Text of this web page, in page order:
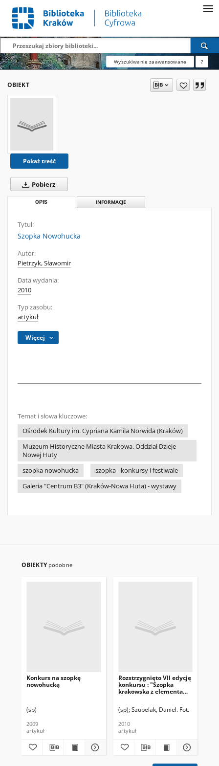
Wyszukiwanie zaawansowane ?
OBIEKT
Pokaż treść
Pobierz
OPIS INFORMACJE
Tytuł:
Szopka Nowohucka
Autor:
Pietrzyk, Sławomir
Data wydania:
2010
Typ zasobu:
artykuł
Więcej
Temat i słowa kluczowe:
Ośrodek Kultury im. Cypriana Kamila Norwida (Kraków)
Muzeum Historyczne Miasta Krakowa. Oddział Dzieje
Nowej Huty
szopka nowohucka
szopka - konkursy i festiwale
Galeria "Centrum B3" (Kraków-Nowa Huta) - wystawy
OBIEKTY podobne
Konkurs na szopkę
nowohucką
(sp)
2009
artykuł
Rozstrzygnięto VII edycję
konkursu : "Szopka
krakowska z elementami
(sp) Szubelak, Daniel. Fot.
2010
artykuł